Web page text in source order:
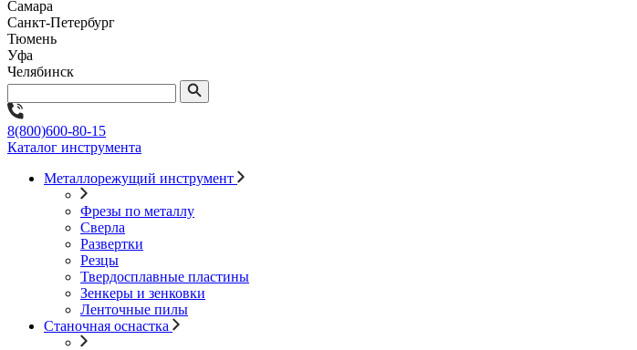
Самара
Санкт-Петербург
Тюмень
Уфа
Челябинск
8(800)600-80-15
Каталог инструмента
Металлорежущий инструмент
Фрезы по металлу
Сверла
Развертки
Резцы
Твердосплавные пластины
Зенкеры и зенковки
Ленточные пилы
Станочная оснастка